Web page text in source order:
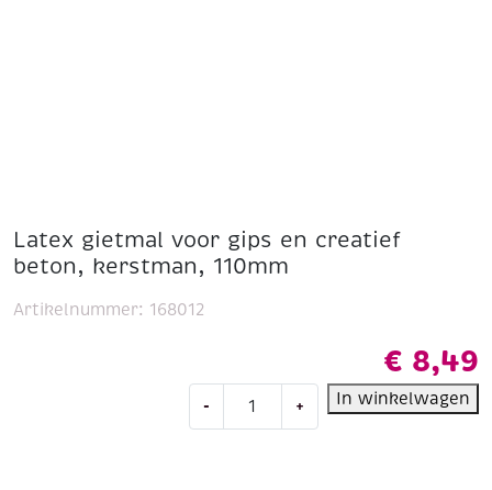
Latex gietmal voor gips en creatief
beton, kerstman, 110mm
€ 8,49
- + In winkelwagen
Artikelnummer: 168012